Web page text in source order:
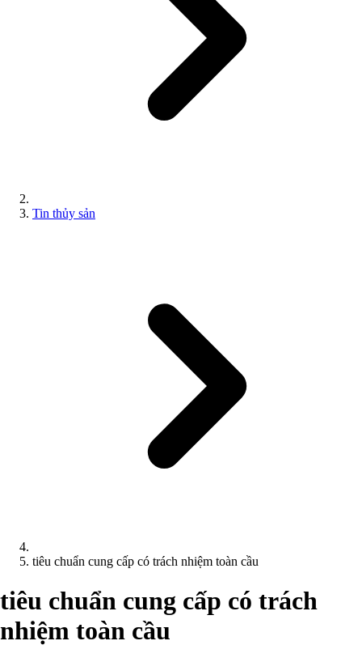
Tin thủy sản
tiêu chuẩn cung cấp có trách nhiệm toàn cầu
tiêu chuẩn cung cấp có trách
nhiệm toàn cầu